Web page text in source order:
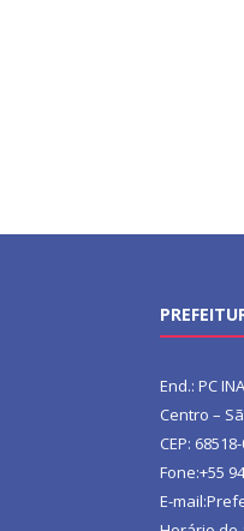
End.: PC
Centro –
CEP:
Fone:+55
E-